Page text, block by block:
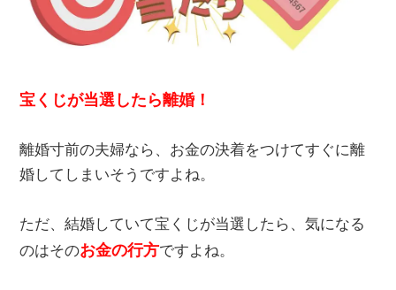
宝くじが当選したら離婚！
離婚寸前の夫婦なら、お金の決着をつけてすぐに離
婚してしまいそうですよね。
ただ、結婚していて宝くじが当選したら、気になる
のはそのお金の行方ですよね。